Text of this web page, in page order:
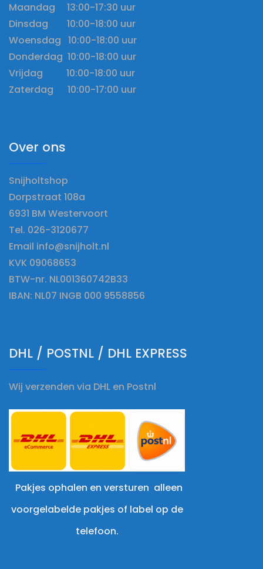
Maandag 13:00-17:30 uur
Dinsdag 10:00-18:00 uur
Woensdag 10:00-18:00 uur
Donderdag 10:00-18:00 uur
Vrijdag 10:00-18:00 uur
Zaterdag 10:00-17:00 uur
Over ons
Snijholtshop
Dorpstraat 108a
6931 BM Westervoort
Tel. 026-3120677
Email info@snijholt.nl
KVK 09068653
BTW-nr. NL001360742B33
IBAN: NL07 INGB 000 9558856
DHL / POSTNL / DHL EXPRESS
Wij verzenden via DHL en Postnl
Pakjes ophalen en versturen alleen
voorgelabelde pakjes of label op de
telefoon.